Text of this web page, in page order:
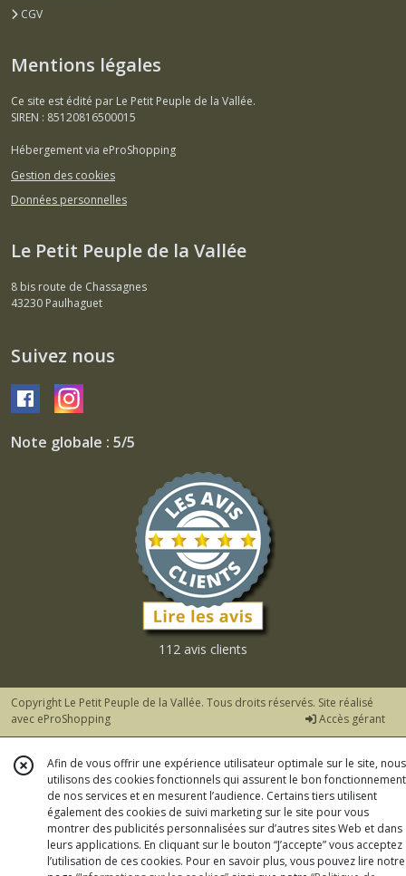
CGV
Mentions légales
Ce site est édité par Le Petit Peuple de la Vallée.
SIREN : 85120816500015
Hébergement via eProShopping
Gestion des cookies
Données personnelles
Le Petit Peuple de la Vallée
8 bis route de Chassagnes
43230 Paulhaguet
Suivez nous
Note globale : 5/5
112 avis clients
Copyright Le Petit Peuple de la Vallée. Tous droits réservés. Site réalisé
avec eProShopping Accès gérant
Afin de vous offrir une expérience utilisateur optimale sur le site, nous
utilisons des cookies fonctionnels qui assurent le bon fonctionnement
de nos services et en mesurent l’audience. Certains tiers utilisent
également des cookies de suivi marketing sur le site pour vous
montrer des publicités personnalisées sur d’autres sites Web et dans
leurs applications. En cliquant sur le bouton “J’accepte” vous acceptez
l’utilisation de ces cookies. Pour en savoir plus, vous pouvez lire notre